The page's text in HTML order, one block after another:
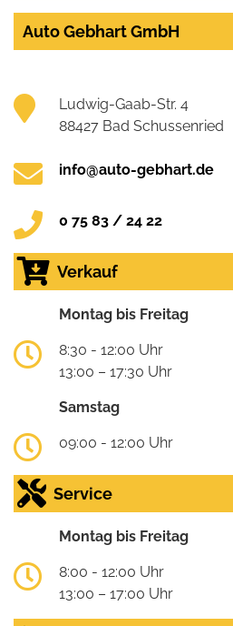
Auto Gebhart GmbH
Ludwig-Gaab-Str. 4
88427 Bad Schussenried
info@auto-gebhart.de
0 75 83 / 24 22
Verkauf
Montag bis Freitag
8:30 - 12:00 Uhr
13:00 – 17:30 Uhr
Samstag
09:00 - 12:00 Uhr
Service
Montag bis Freitag
8:00 - 12:00 Uhr
13:00 – 17:00 Uhr